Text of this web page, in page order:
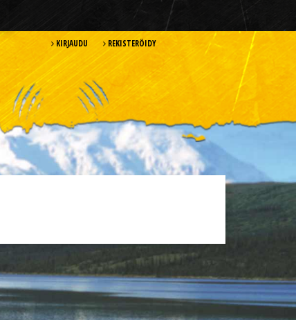
KIRJAUDU REKISTERÖIDY